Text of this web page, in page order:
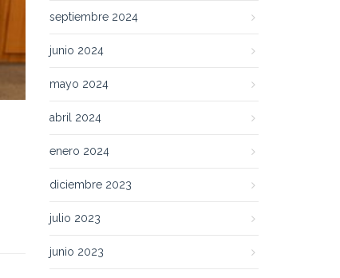
septiembre 2024
junio 2024
mayo 2024
abril 2024
enero 2024
diciembre 2023
julio 2023
junio 2023